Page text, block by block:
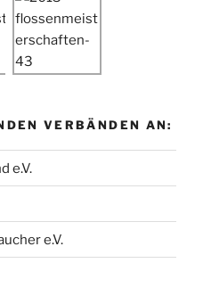
VERBÄNDEN AN:
e.V.
e.V.